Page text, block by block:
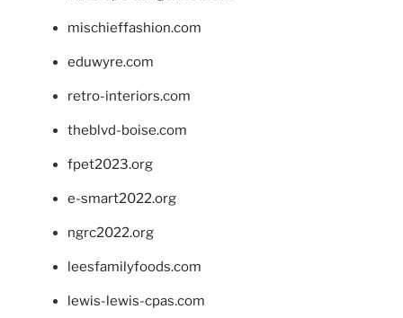
mischieffashion.com
eduwyre.com
retro-interiors.com
theblvd-boise.com
fpet2023.org
e-smart2022.org
ngrc2022.org
leesfamilyfoods.com
lewis-lewis-cpas.com